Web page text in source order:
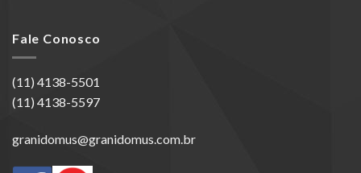
Fale Conosco
(11) 4138-5501
(11) 4138-5597
granidomus@granidomus.com.br